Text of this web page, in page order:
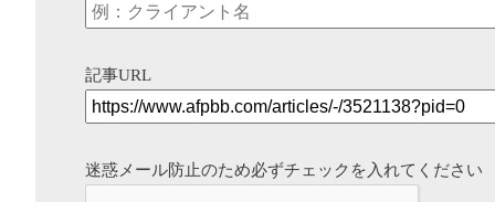
記事URL
迷惑メール防止のため必ずチェックを入れてください